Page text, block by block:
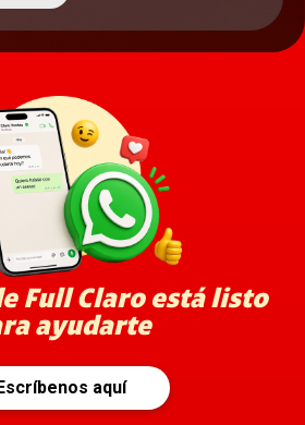
Full Claro está listo
ayudarte
Escríbenos aquí